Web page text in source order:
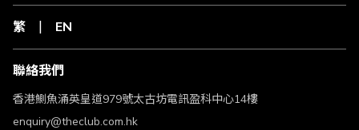
繁 EN
聯絡我們
香港鰂魚涌英皇道979號太古坊電訊盈科中心14樓
enquiry@theclub.com.hk